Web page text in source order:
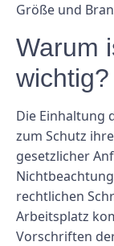
Größe und
Warum
wichtig?
Die Einhaltung
zum Schutz
gesetzlicher
rechtlichen
Arbeitsplatz
Vorschriften